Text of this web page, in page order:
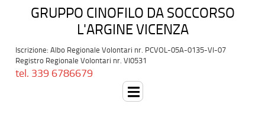
GRUPPO CINOFILO DA SOCCORSO
L'ARGINE VICENZA
Iscrizione: Albo Regionale Volontari nr. PCVOL-05A-0135-VI-07
Registro Regionale Volontari nr. VI0531
tel. 339 6786679